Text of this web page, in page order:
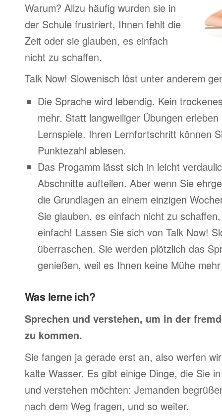
Warum? Allzu häufig wurden sie in
der Schule frustriert, Ihnen fehlt die
Zeit oder sie glauben, es einfach
nicht zu schaffen.
Talk Now! Slowenisch löst unter anderem
Die Sprache wird lebendig. Kein
mehr. Statt langweiliger Übungen
Lernspiele. Ihren Lernfortschritt können
Punktezahl ablesen.
Das Progamm lässt sich in leicht
Abschnitte aufteilen. Aber wenn Sie
die Grundlagen an einem einzigen
Sie glauben, es einfach nicht zu
einfach! Lassen Sie sich von Talk Now!
überraschen. Sie werden plötzlich das
genießen, weil es Ihnen keine Mühe
Was lerne ich?
Sprechen und verstehen, um in der
zu kommen.
Sie fangen ja gerade erst an, also werfen
kalte Wasser. Es gibt einige Dinge, die Sie
und verstehen möchten: Jemanden
nach dem Weg fragen, und so weiter.